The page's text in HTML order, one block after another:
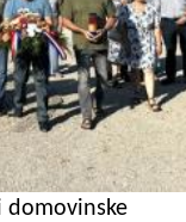
domovinske